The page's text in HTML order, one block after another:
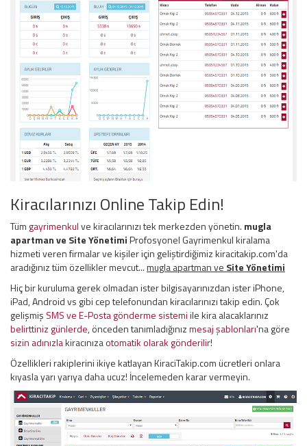
Kiracılarınızı Online Takip Edin!
Tüm gayrimenkulve kiracılarınızı tek merkezden yönetin. mugla
apartman ve Site YönetimiProfosyonel Gayrimenkul kiralama
hizmeti veren firmalar ve kişiler için geliştirdiğimiz kiracitakip.com'da
aradığınız tüm özellikler mevcut...mugla apartman ve Site Yönetimi
Hiç bir kuruluma gerek olmadan ister bilgisayarınızdan ister iPhone,
iPad, Android vs gibi cep telefonundan kiracılarınızı takip edin. Çok
gelişmiş SMS ve E-Posta gönderme sistemiile kira alacaklarınız
belirttiniz günlerde, önceden tanımladığınızmesaj şablonları'na göre
sizin adınızlakiracınızaotomatik olarak gönderilir!
Özellikleri rakiplerini ikiye katlayan KiraciTakip.com ücretleri onlara
kıyasla yarı yarıya daha ucuz! İncelemeden karar vermeyin.